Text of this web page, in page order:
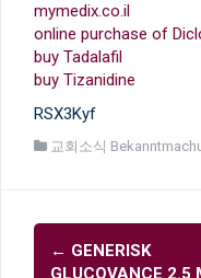
mymedix.co.il
online purchase of
buy Tadalafil
buy Tizanidine
RSX3Kyf
교회소식
글
← GENERISK